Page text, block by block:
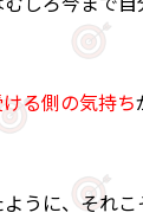
る側の気持ち
うに、それ